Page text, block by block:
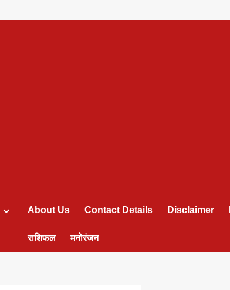
About Us Contact Details Disclaimer
राशिफल मनोरंजन